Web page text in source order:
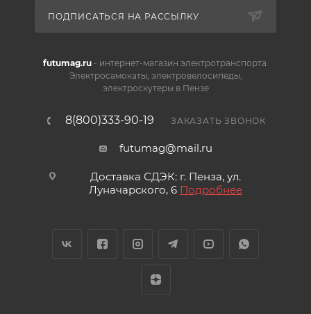
ПОДПИСАТЬСЯ НА РАССЫЛКУ
futumag.ru- интернет-магазин электротранспорта.
Электросамокаты, электровелосипеды,
электроскутеры в Пензе
8(800)333-90-19 ЗАКАЗАТЬ ЗВОНОК
futumag@mail.ru
Доставка СДЭК: г. Пенза, ул.
Луначарского, 6 Подробнее